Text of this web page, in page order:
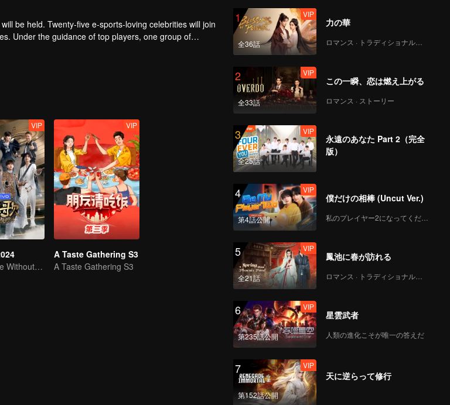
VIP
《谁是峡谷垫底王？》
《战至巅峰3》EP07海
《战至巅峰3》EP07海
VIP
《来场复盘局》EP07第
VIP
《谁是峡谷垫底王？》
be held. Twenty-five e-sports-loving celebrities will join
Under the guidance of top players, one group of
VIP
No New Life Without New Songs
VIP
A Taste Gathering S3
A Taste Gathering S3
1
全36話
VIP
力の華
ロマンス · トラディショナル・コスチューム
2
全33話
VIP
この一瞬、恋は燃え上がる
ロマンス · ストーリー
3
全25話
VIP
永遠のあなた Part 2（完全
版）
4
第4話公開
VIP
僕だけの相棒 (Uncut Ver.)
私のプレイヤー2になってください
5
全21話
VIP
鳳池に春が訪れる
ロマンス · トラディショナル・コスチューム
6
第235話公開
VIP
星雲武者
人類の進化こそが唯一の答えだ
7
第152話公開
VIP
天に逆らって修行